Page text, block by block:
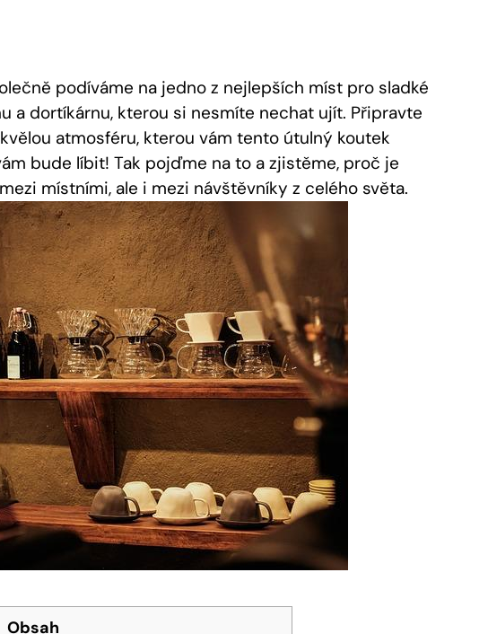
podíváme na jedno z nejlepších míst pro sladké
a dortíkárnu, kterou si nesmíte nechat ujít. Připravte
atmosféru, kterou vám tento útulný koutek
bude líbit! Tak pojďme na to a zjistěme, proč je
místními, ale i mezi návštěvníky z celého světa.
Obsah